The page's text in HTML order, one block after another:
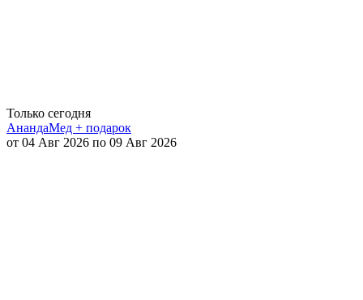
Только сегодня
АнандаМед + подарок
от 04 Авг 2026 по 09 Авг 2026